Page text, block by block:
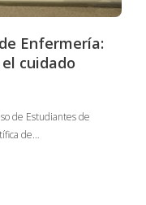
Enfermería:
cuidado
de Estudiantes de
de…